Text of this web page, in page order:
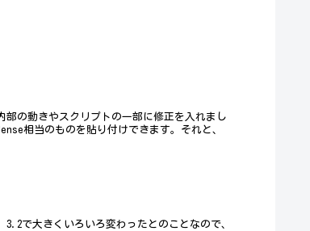
部の動きやスクリプトの一部に修正を入れまし
相当のものを貼り付けできます。それと、
で大きくいろいろ変わったとのことなので、